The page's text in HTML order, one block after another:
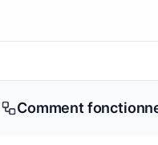
Comment